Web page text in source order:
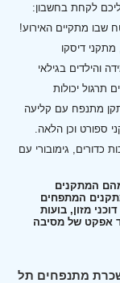
לקחת בחשבון:
שבו מתקיים האירוע!
דיסקו
והילדים בגילאי
תרגול יכולות
מתנפח עם קליעה
ספורט וכן הלאה.
כדורים, גימובורי עם
מהם המתקנים
המתפחים
מזון, בועות
אפקט של מסיבה
מתנפחים תל